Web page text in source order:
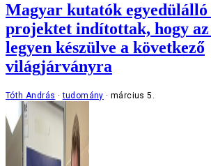
Magyar kutatók egyedülálló
projektet indítottak, hogy az
legyen készülve a következő
világjárványra
Tóth András tudomány március 5.